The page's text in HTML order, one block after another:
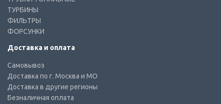
ТУРБИНЫ
ФИЛЬТРЫ
ФОРСУНКИ
Доставка и оплата
Самовывоз
Доставка по г. Москва и МО
Доставка в другие регионы
Безналичная оплата